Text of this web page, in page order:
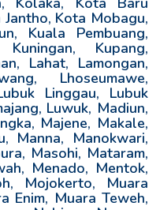
Kota Mobagu,
Kuala Pembuang,
Kupang,
Lahat, Lamongan,
Lhoseumawe,
Linggau, Lubuk
Luwuk, Madiun,
Majene, Makale,
Manna, Manokwari,
Masohi, Mataram,
Menado, Mentok,
Mojokerto, Muara
Enim, Muara Teweh,